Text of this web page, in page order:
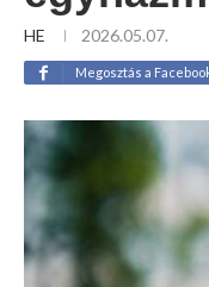
HE 2026.05.07.
Megosztás a